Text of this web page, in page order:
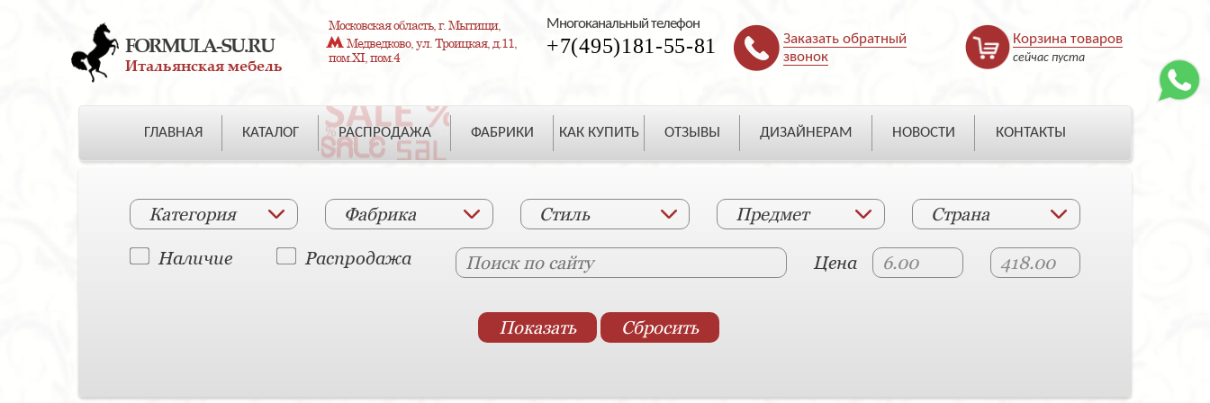
FORMULA-SU.RU
Итальянская мебель
Московская область, г. Мытищи,
Медведково, ул. Троицкая, д.11,
пом.XI, пом.4
Многоканальный телефон
+7(495)181-55-81
Заказать обратный
звонок
Корзина товаров
сейчас пуста
ГЛАВНАЯ КАТАЛОГ РАСПРОДАЖА ФАБРИКИ КАК КУПИТЬ ОТЗЫВЫ ДИЗАЙНЕРАМ НОВОСТИ КОНТАКТЫ
Категория Фабрика Стиль Предмет Страна
Наличие Распродажа Цена